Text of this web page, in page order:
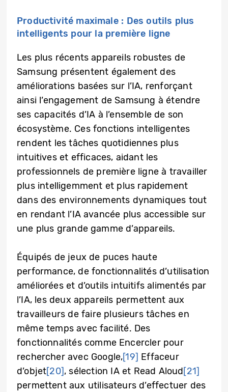
Productivité maximale : Des outils plus
intelligents pour la première ligne
Les plus récents appareils robustes de
Samsung présentent également des
améliorations basées sur l’IA, renforçant
ainsi l’engagement de Samsung à étendre
ses capacités d’IA à l’ensemble de son
écosystème. Ces fonctions intelligentes
rendent les tâches quotidiennes plus
intuitives et efficaces, aidant les
professionnels de première ligne à travailler
plus intelligemment et plus rapidement
dans des environnements dynamiques tout
en rendant l’IA avancée plus accessible sur
une plus grande gamme d’appareils.
Équipés de jeux de puces haute
performance, de fonctionnalités d’utilisation
améliorées et d’outils intuitifs alimentés par
l’IA, les deux appareils permettent aux
travailleurs de faire plusieurs tâches en
même temps avec facilité. Des
fonctionnalités comme Encercler pour
rechercher avec Google,[19] Effaceur
d’objet[20], sélection IA et Read Aloud[21]
permettent aux utilisateurs d’effectuer des